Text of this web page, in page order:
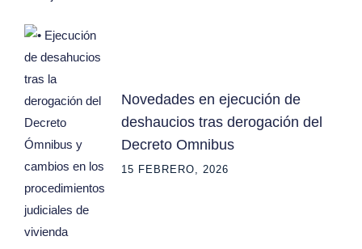
Novedades en ejecución de
deshaucios tras derogación del
Decreto Omnibus
15 FEBRERO, 2026